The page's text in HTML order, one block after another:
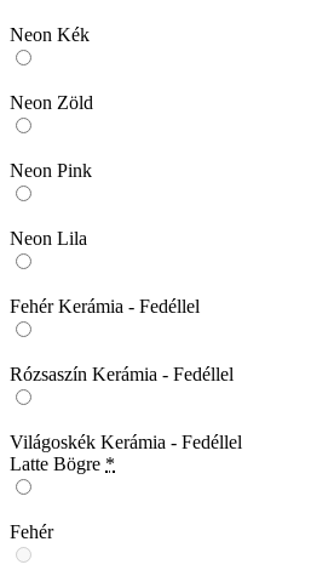
Neon Kék
Neon Zöld
Neon Pink
Neon Lila
Fehér Kerámia - Fedéllel
Rózsaszín Kerámia - Fedéllel
Világoskék Kerámia - Fedéllel
Latte Bögre *
Fehér